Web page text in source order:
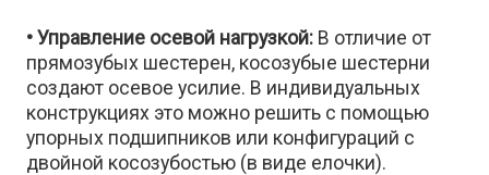
• Управление осевой нагрузкой: В отличие от
прямозубых шестерен, косозубые шестерни
создают осевое усилие. В индивидуальных
конструкциях это можно решить с помощью
упорных подшипников или конфигураций с
двойной косозубостью (в виде елочки).